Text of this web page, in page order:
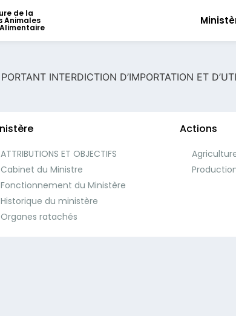
de la
Animales
INTERDICTION D’IMPORTATION ET
ATTRIBUTIONS ET OBJECTIFS
Cabinet du Ministre
Fonctionnement du Ministère
Historique du ministère
Organes ratachés
Actions